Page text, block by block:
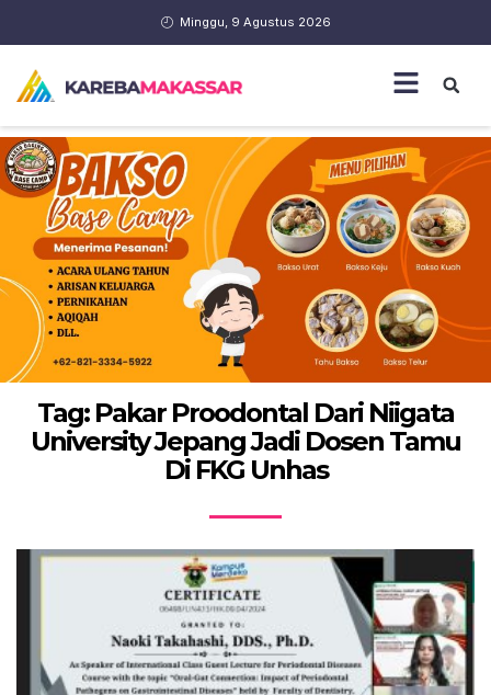
Minggu, 9 Agustus 2026
Tag: Pakar Proodontal Dari Niigata
University Jepang Jadi Dosen Tamu
Di FKG Unhas